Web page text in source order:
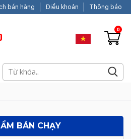
bán hàng Điều khoản Thông báo
0
BÁN CHẠY